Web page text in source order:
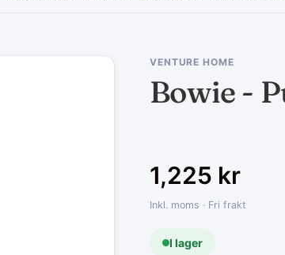
VENTURE HOME
Bowie -
1,225 kr
Inkl. moms · Fri frakt
I lager